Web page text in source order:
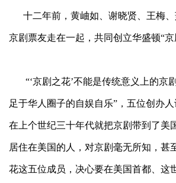
十二年前，黄岫如、谢晓贤、王梅、
京剧票友走在一起，共同创立华盛顿“京
“‘京剧之花’不能是传统意义上的京
足于华人圈子的自娱自乐”，五位创办
在上个世纪三十年代就把京剧带到了美
居住在美国的人，对京剧毫无所知，甚
花这五位成员，决心要在美国首都、这